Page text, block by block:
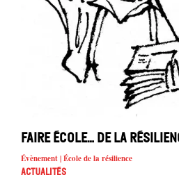
Faire école… de la
Évènement | École de la résilience
Actualités